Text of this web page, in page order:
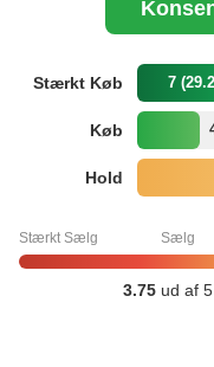
Stærkt Køb 7
Køb
Hold
Stærkt Sælg Sælg
3.75ud af 5